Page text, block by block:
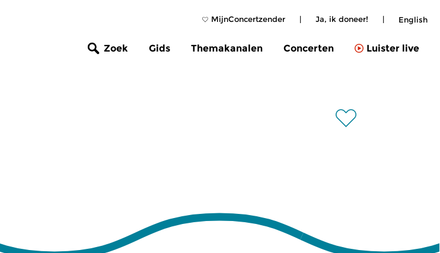
MijnConcertzender | Ja, ik doneer! | English
Zoek Gids Themakanalen Concerten Luister live